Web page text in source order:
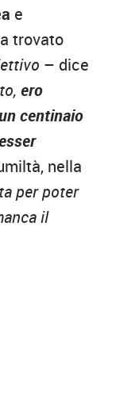
e
trovato
– dice
ero
centinaio
nella
per poter
il